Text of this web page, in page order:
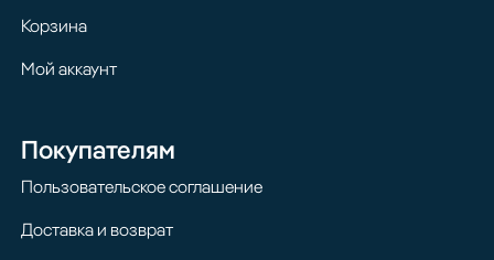
Корзина
Мой аккаунт
Покупателям
Пользовательское соглашение
Доставка и возврат